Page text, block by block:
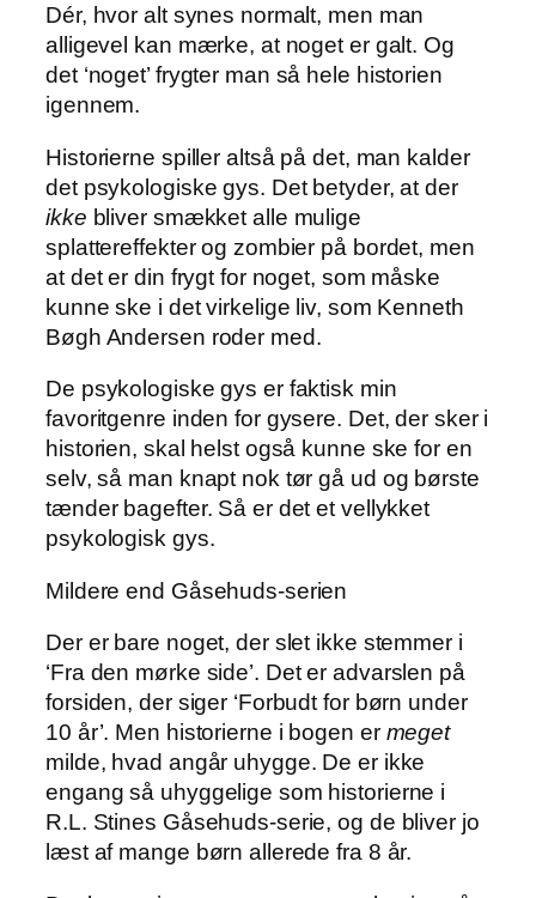
Dér, hvor alt synes normalt, men man
alligevel kan mærke, at noget er galt. Og
det ‘noget’ frygter man så hele historien
igennem.
Historierne spiller altså på det, man kalder
det psykologiske gys. Det betyder, at der
ikke bliver smækket alle mulige
splattereffekter og zombier på bordet, men
at det er din frygt for noget, som måske
kunne ske i det virkelige liv, som Kenneth
Bøgh Andersen roder med.
De psykologiske gys er faktisk min
favoritgenre inden for gysere. Det, der sker i
historien, skal helst også kunne ske for en
selv, så man knapt nok tør gå ud og børste
tænder bagefter. Så er det et vellykket
psykologisk gys.
Mildere end Gåsehuds-serien
Der er bare noget, der slet ikke stemmer i
‘Fra den mørke side’. Det er advarslen på
forsiden, der siger ‘Forbudt for børn under
10 år’. Men historierne i bogen er meget
milde, hvad angår uhygge. De er ikke
engang så uhyggelige som historierne i
R.L. Stines Gåsehuds-serie, og de bliver jo
læst af mange børn allerede fra 8 år.